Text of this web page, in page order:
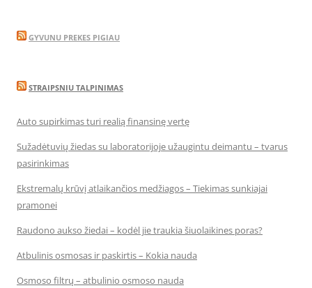
GYVUNU PREKES PIGIAU
STRAIPSNIU TALPINIMAS
Auto supirkimas turi realią finansinę vertę
Sužadėtuvių žiedas su laboratorijoje užaugintu deimantu – tvarus
pasirinkimas
Ekstremalų krūvį atlaikančios medžiagos – Tiekimas sunkiajai
pramonei
Raudono aukso žiedai – kodėl jie traukia šiuolaikines poras?
Atbulinis osmosas ir paskirtis – Kokia nauda
Osmoso filtrų – atbulinio osmoso nauda